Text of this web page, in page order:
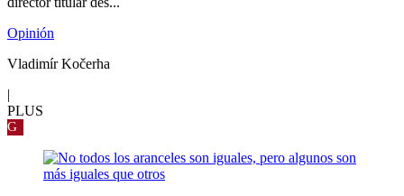
Opinión
Vladimír Kočerha
|
PLUS
G